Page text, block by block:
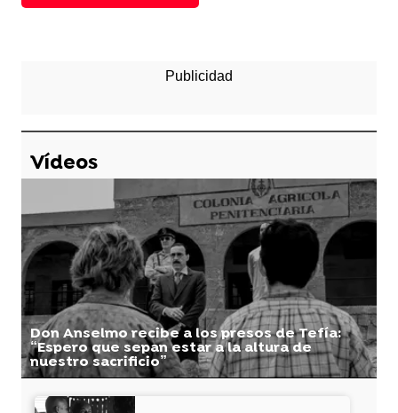
Vídeos
Don Anselmo recibe a los presos de Tefía:
“Espero que sepan estar a la altura de
nuestro sacrificio”